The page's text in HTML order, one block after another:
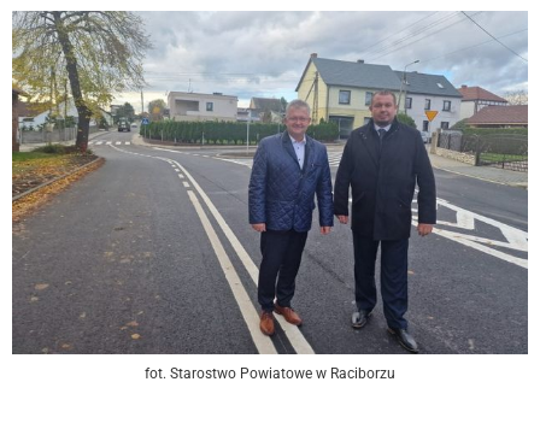
fot. Starostwo Powiatowe w Raciborzu